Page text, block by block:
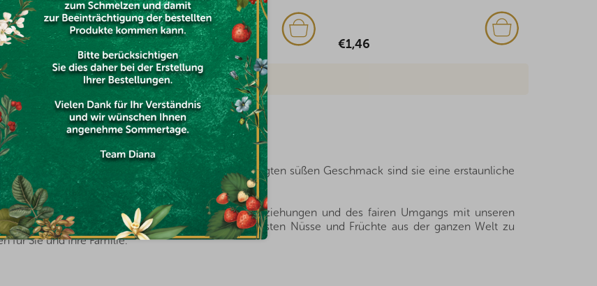
€2,69 €1,46 €1,77
normalen Zucker. Abgesehen von ihrem ausgeprägten süßen Geschmack sind sie eine erstaunliche
sich also nicht das Leben ein wenig versüßen?
den Herkunftsländern, und dank der guten Beziehungen und des fairen Umgangs mit unseren
direkt von Landwirten und Anbauern der besten Nüsse und Früchte aus der ganzen Welt zu
für Sie und Ihre Familie.